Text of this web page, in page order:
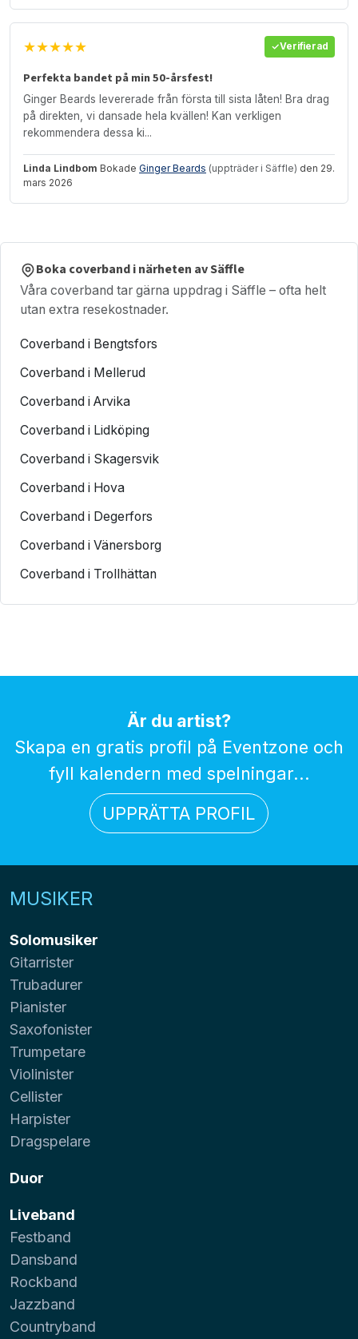
★★★★★ Verifierad
Perfekta bandet på min 50-årsfest!
Ginger Beards levererade från första till sista låten! Bra drag
på direkten, vi dansade hela kvällen! Kan verkligen
rekommendera dessa ki...
Linda Lindbom Bokade Ginger Beards (uppträder i Säffle) den 29.
mars 2026
Boka coverband i närheten av Säffle
Våra coverband tar gärna uppdrag i Säffle – ofta helt
utan extra resekostnader.
Coverband i Bengtsfors
Coverband i Mellerud
Coverband i Arvika
Coverband i Lidköping
Coverband i Skagersvik
Coverband i Hova
Coverband i Degerfors
Coverband i Vänersborg
Coverband i Trollhättan
Är du artist?
Skapa en gratis profil på Eventzone och
fyll kalendern med spelningar...
UPPRÄTTA PROFIL
MUSIKER
Solomusiker
Gitarrister
Trubadurer
Pianister
Saxofonister
Trumpetare
Violinister
Cellister
Harpister
Dragspelare
Duor
Liveband
Festband
Dansband
Rockband
Jazzband
Countryband